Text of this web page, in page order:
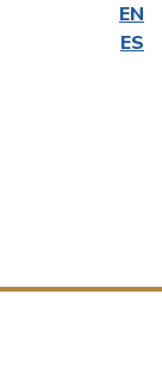
EN
ES